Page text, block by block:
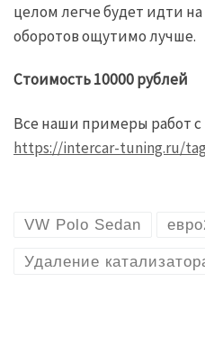
целом легче будет идти на
оборотов ощутимо лучше.
Стоимость 10000 рублей
Все наши примеры работ с
https://intercar-tuning.ru/
VW Polo Sedan
Удаление